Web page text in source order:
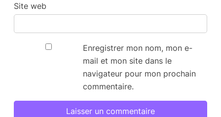
Site web
Enregistrer mon nom, mon e-
mail et mon site dans le
navigateur pour mon prochain
commentaire.